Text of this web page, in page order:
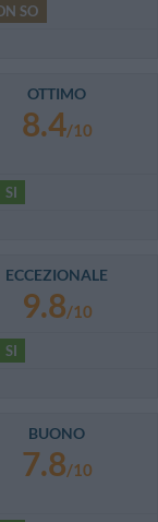
SO
OTTIMO
8.4/10
SI
ECCEZIONALE
9.8/10
SI
BUONO
7.8/10